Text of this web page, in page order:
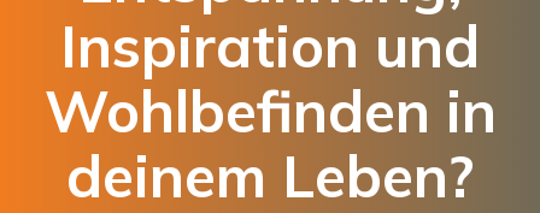
Inspiration und
Wohlbefinden in
deinem Leben?